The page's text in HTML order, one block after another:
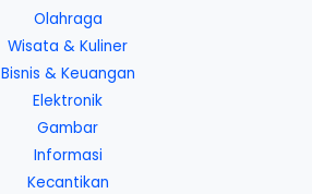
Olahraga
Wisata & Kuliner
Bisnis & Keuangan
Elektronik
Gambar
Informasi
Kecantikan